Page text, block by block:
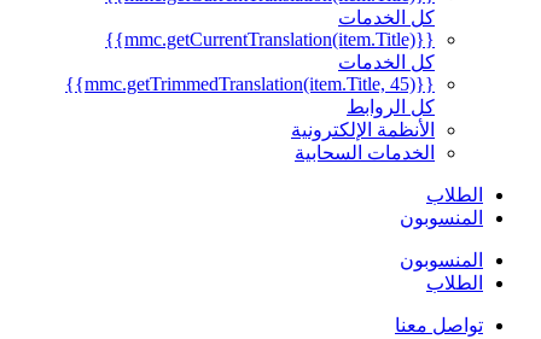
كل الخدمات
{{mmc.getCurrentTranslation(item.Title)}}
كل الخدمات
{{mmc.getTrimmedTranslation(item.Title, 45)}}
كل الروابط
الأنظمة الإلكترونية
الخدمات السحابية
الطلاب
المنسوبون
المنسوبون
الطلاب
تواصل معنا